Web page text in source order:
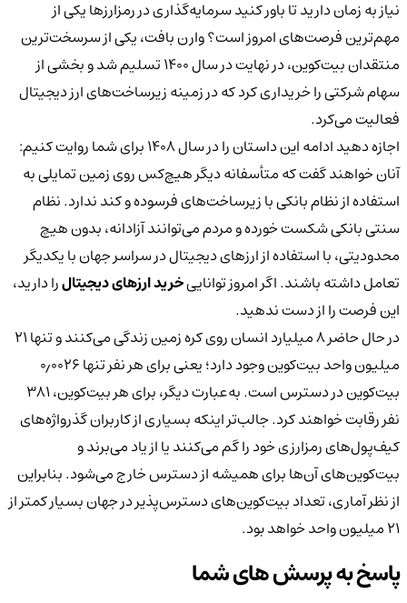
نیاز به زمان دارید تا باور کنید سرمایه‌گذاری در رمزارزها یکی از
مهم‌ترین فرصت‌های امروز است؟ وارن بافت، یکی از سرسخت‌ترین
منتقدان بیت‌کوین، در نهایت در سال ۱۴۰۰ تسلیم شد و بخشی از
سهام شرکتی را خریداری کرد که در زمینه زیرساخت‌های ارز دیجیتال
فعالیت می‌کرد.
اجازه دهید ادامه این داستان را در سال ۱۴۰۸ برای شما روایت کنیم:
آنان خواهند گفت که متأسفانه دیگر هیچ‌کس روی زمین تمایلی به
استفاده از نظام بانکی با زیرساخت‌های فرسوده و کند ندارد. نظام
سنتی بانکی شکست خورده و مردم می‌توانند آزادانه، بدون هیچ
محدودیتی، با استفاده از ارزهای دیجیتال در سراسر جهان با یکدیگر
تعامل داشته باشند. اگر امروز تواناییخرید ارزهای دیجیتالرا دارید،
این فرصت را از دست ندهید.
در حال حاضر ۸ میلیارد انسان روی کره زمین زندگی می‌کنند و تنها ۲۱
میلیون واحد بیت‌کوین وجود دارد؛ یعنی برای هر نفر تنها ۰٫۰۰۲۶
بیت‌کوین در دسترس است. به‌عبارت دیگر، برای هر بیت‌کوین، ۳۸۱
نفر رقابت خواهند کرد. جالب‌تر اینکه بسیاری از کاربران گذرواژه‌های
کیف‌پول‌های رمزارزی خود را گم می‌کنند یا از یاد می‌برند و
بیت‌کوین‌های آن‌ها برای همیشه از دسترس خارج می‌شود. بنابراین
از نظر آماری، تعداد بیت‌کوین‌های دسترس‌پذیر در جهان بسیار کمتر از
۲۱ میلیون واحد خواهد بود.
پاسخ به پرسش های شما